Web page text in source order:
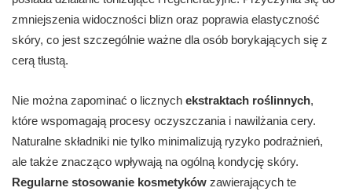
zmniejszenia widoczności blizn oraz poprawia elastyczność
skóry, co jest szczególnie ważne dla osób borykających się z
cerą tłustą.
Nie można zapominać o licznych ekstraktach roślinnych,
które wspomagają procesy oczyszczania i nawilżania cery.
Naturalne składniki nie tylko minimalizują ryzyko podrażnień,
ale także znacząco wpływają na ogólną kondycję skóry.
Regularne stosowanie kosmetyków zawierających te